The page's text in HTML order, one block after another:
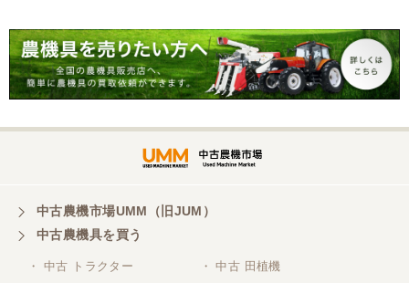
イプ 現状渡し【Q1139309
8】
中古農機市場UMM（旧JUM）
中古農機具を買う
・ 中古 トラクター ・ 中古 田植機